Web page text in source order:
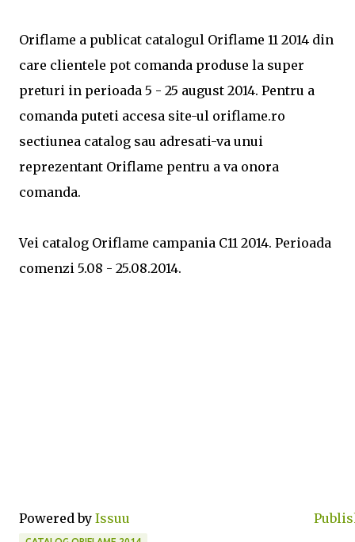
Oriflame a publicat catalogul Oriflame 11 2014 din
care clientele pot comanda produse la super
preturi in perioada 5 - 25 august 2014. Pentru a
comanda puteti accesa site-ul oriflame.ro
sectiunea catalog sau adresati-va unui
reprezentant Oriflame pentru a va onora
comanda.
Vei catalog Oriflame campania C11 2014. Perioada
comenzi 5.08 - 25.08.2014.
Powered by Issuu